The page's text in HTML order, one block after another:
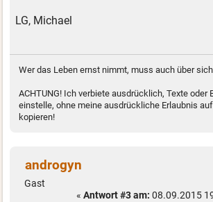
LG, Michael
Wer das Leben ernst nimmt, muss auch über
ACHTUNG! Ich verbiete ausdrücklich, Texte oder
einstelle, ohne meine ausdrückliche Erlaubnis
kopieren!
androgyn
Gast
« Antwort #3 am: 08.09.2015